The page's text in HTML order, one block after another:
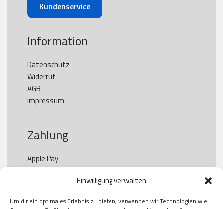
Einwilligung verwalten
Um dir ein optimales Erlebnis zu bieten, verwenden wir Technologien wie
Kundenservice
Information
Datenschutz
Widerruf
AGB
Impressum
Zahlung
Apple Pay
Paypal
Kauf auf Rechung